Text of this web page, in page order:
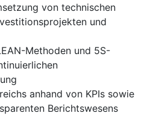
von technischen
und
Methoden und 5S-
anhand von KPIs sowie
Berichtswesens